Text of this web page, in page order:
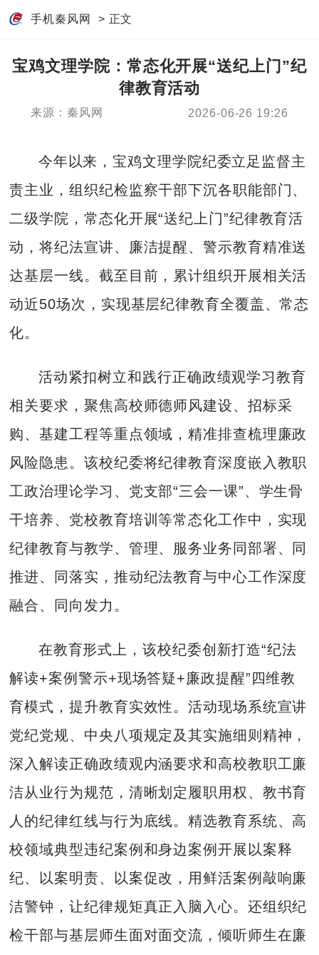
手机秦风网 > 正文
宝鸡文理学院：常态化开展“送纪上门”纪
律教育活动
来源：秦风网 2026-06-26 19:26
今年以来，宝鸡文理学院纪委立足监督主
责主业，组织纪检监察干部下沉各职能部门、
二级学院，常态化开展“送纪上门”纪律教育活
动，将纪法宣讲、廉洁提醒、警示教育精准送
达基层一线。截至目前，累计组织开展相关活
动近50场次，实现基层纪律教育全覆盖、常态
化。
活动紧扣树立和践行正确政绩观学习教育
相关要求，聚焦高校师德师风建设、招标采
购、基建工程等重点领域，精准排查梳理廉政
风险隐患。该校纪委将纪律教育深度嵌入教职
工政治理论学习、党支部“三会一课”、学生骨
干培养、党校教育培训等常态化工作中，实现
纪律教育与教学、管理、服务业务同部署、同
推进、同落实，推动纪法教育与中心工作深度
融合、同向发力。
在教育形式上，该校纪委创新打造“纪法
解读+案例警示+现场答疑+廉政提醒”四维教
育模式，提升教育实效性。活动现场系统宣讲
党纪党规、中央八项规定及其实施细则精神，
深入解读正确政绩观内涵要求和高校教职工廉
洁从业行为规范，清晰划定履职用权、教书育
人的纪律红线与行为底线。精选教育系统、高
校领域典型违纪案例和身边案例开展以案释
纪、以案明责、以案促改，用鲜活案例敲响廉
洁警钟，让纪律规矩真正入脑入心。还组织纪
检干部与基层师生面对面交流，倾听师生在廉